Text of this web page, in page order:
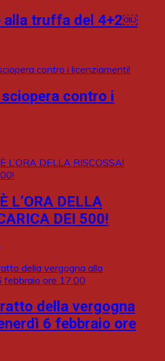
alla truffa del 4+2￼
contro i
L’ORA DELLA
DEI 500!
della vergogna
6 febbraio ore